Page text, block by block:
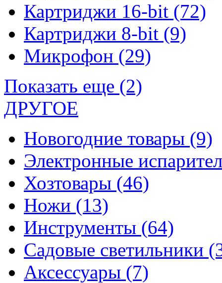
Картриджи 16-bit (72)
Картриджи 8-bit (9)
Микрофон (29)
Показать еще (2)
ДРУГОЕ
Новогодние товары (9)
Электронные
Хозтовары (46)
Ножи (13)
Инструменты (64)
Садовые светильники
Аксессуары (7)